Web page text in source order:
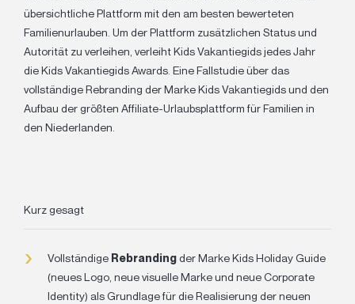
übersichtliche Plattform mit den am besten bewerteten
Familienurlauben. Um der Plattform zusätzlichen Status und
Autorität zu verleihen, verleiht Kids Vakantiegids jedes Jahr
die Kids Vakantiegids Awards. Eine Fallstudie über das
vollständige Rebranding der Marke Kids Vakantiegids und den
Aufbau der größten Affiliate-Urlaubsplattform für Familien in
den Niederlanden.
Kurz gesagt
Vollständige Rebrandingder Marke Kids Holiday Guide
(neues Logo, neue visuelle Marke und neue Corporate
Identity) als Grundlage für die Realisierung der neuen